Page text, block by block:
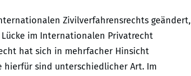
Zivilverfahrensrechts geändert,
im Internationalen Privatrecht
hat sich in mehrfacher Hinsicht
hierfür sind unterschiedlicher Art. Im